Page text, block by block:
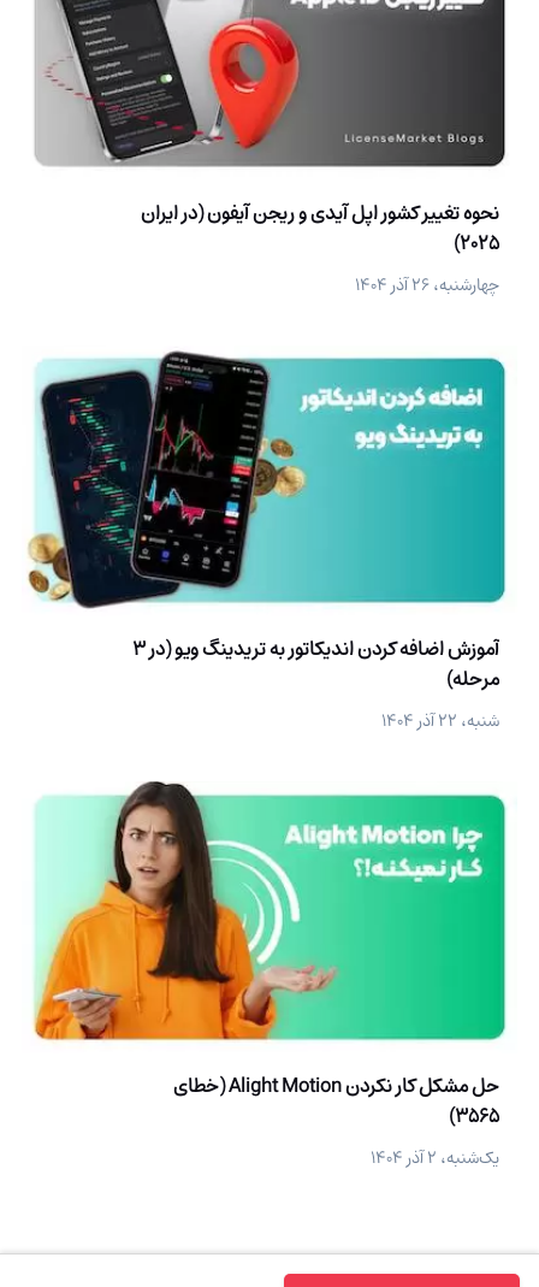
نحوه تغییر کشور اپل آیدی و ریجن آیفون (در ایران
2025)
چهارشنبه، ۲۶ آذر ۱۴۰۴
آموزش اضافه کردن اندیکاتور به تریدینگ ویو (در 3
مرحله)
شنبه، ۲۲ آذر ۱۴۰۴
حل مشکل کار نکردن Alight Motion (خطای
3565)
یک‌شنبه، ۲ آذر ۱۴۰۴